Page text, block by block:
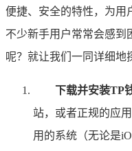
便捷、安全的特性，为用
不少新手用户常常会感到
呢？就让我们一同详细地
下载并安装TP
站，或者正规的应
用的系统（无论是